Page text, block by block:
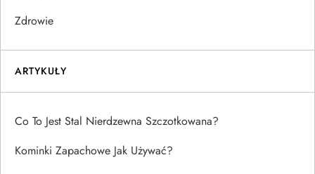
Zdrowie
ARTYKUŁY
Co To Jest Stal Nierdzewna Szczotkowana?
Kominki Zapachowe Jak Używać?